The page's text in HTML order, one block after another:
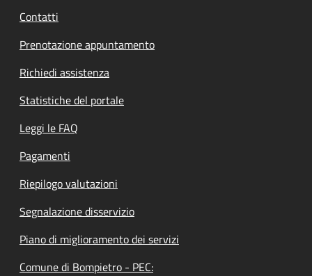
Contatti
Prenotazione appuntamento
Richiedi assistenza
Statistiche del portale
Leggi le FAQ
Pagamenti
Riepilogo valutazioni
Segnalazione disservizio
Piano di miglioramento dei servizi
Comune di Bompietro - PEC: